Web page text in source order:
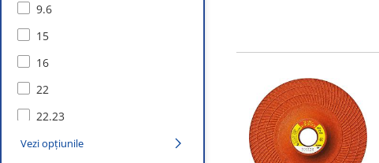
9.6
15
16
22
22.23
Vezi opțiunile